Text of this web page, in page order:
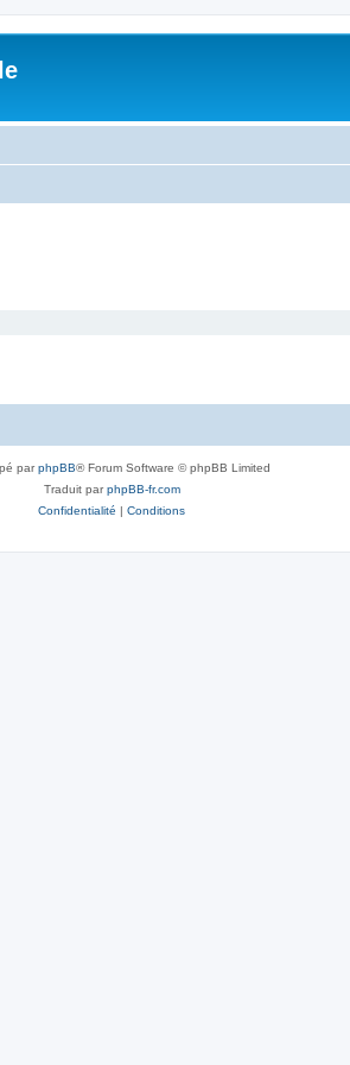
parphpBB® Forum Software © phpBB Limited
Traduit parphpBB-fr.com
Confidentialité | Conditions